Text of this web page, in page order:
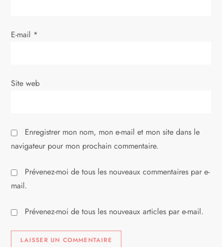
r
i
l
e
E-mail *
Site web
Enregistrer mon nom, mon e-mail et mon site dans le
navigateur pour mon prochain commentaire.
Prévenez-moi de tous les nouveaux commentaires par e-
mail.
Prévenez-moi de tous les nouveaux articles par e-mail.